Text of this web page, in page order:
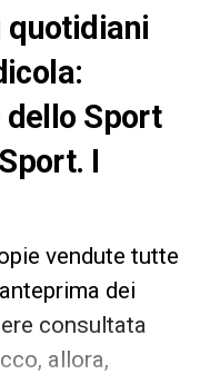
quotidiani
Sport
I
vendute tutte
dei
consultata
allora,